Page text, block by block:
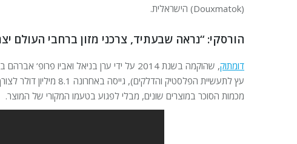
(Douxmatok) הישראלית.
הורסקי: “נראה שבעתיד, צרכני מזון ברחבי העולם
דומתוק
מכמות הסוכר במוצרים שונים, מבלי לפגוע בטעמו המקורי של המוצר.